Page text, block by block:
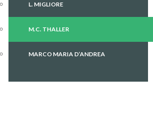
L. MIGLIORE
M.C. THALLER
MARCO MARIA D’ANDREA